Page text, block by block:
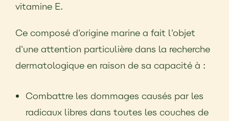
vitamine E.
Ce composé d'origine marine a fait l'objet
d'une attention particulière dans la recherche
dermatologique en raison de sa capacité à :
Combattre les dommages causés par les
radicaux libres dans toutes les couches de